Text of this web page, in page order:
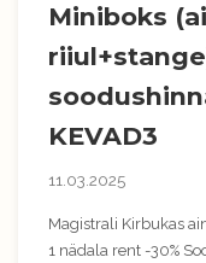
Miniboks
KEVAD3
11.03.2025
Magistrali Kirbukas
1 nädala rent -30%